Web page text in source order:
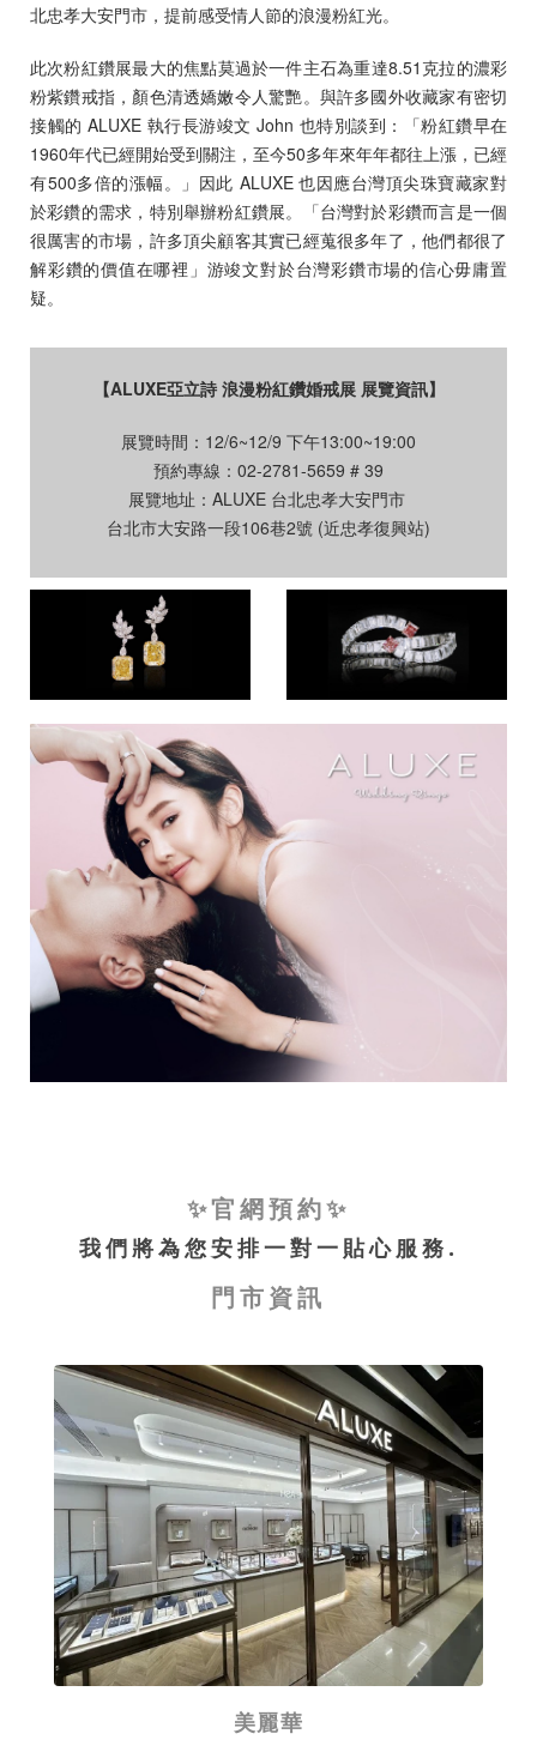
北忠孝大安門市，提前感受情人節的浪漫粉紅光。
此次粉紅鑽展最大的焦點莫過於一件主石為重達8.51克拉的濃彩
粉紫鑽戒指，顏色清透嬌嫩令人驚艷。與許多國外收藏家有密切
接觸的 ALUXE 執行長游竣文 John 也特別談到：「粉紅鑽早在
1960年代已經開始受到關注，至今50多年來年年都往上漲，已經
有500多倍的漲幅。」因此 ALUXE 也因應台灣頂尖珠寶藏家對
於彩鑽的需求，特別舉辦粉紅鑽展。「台灣對於彩鑽而言是一個
很厲害的市場，許多頂尖顧客其實已經蒐很多年了，他們都很了
解彩鑽的價值在哪裡」游竣文對於台灣彩鑽市場的信心毋庸置
疑。
【ALUXE亞立詩 浪漫粉紅鑽婚戒展 展覽資訊】
展覽時間：12/6~12/9 下午13:00~19:00
預約專線：02-2781-5659 # 39
展覽地址：ALUXE 台北忠孝大安門市
台北市大安路一段106巷2號 (近忠孝復興站)
✨官網預約✨
我們將為您安排一對一貼心服務.
門市資訊
美麗華